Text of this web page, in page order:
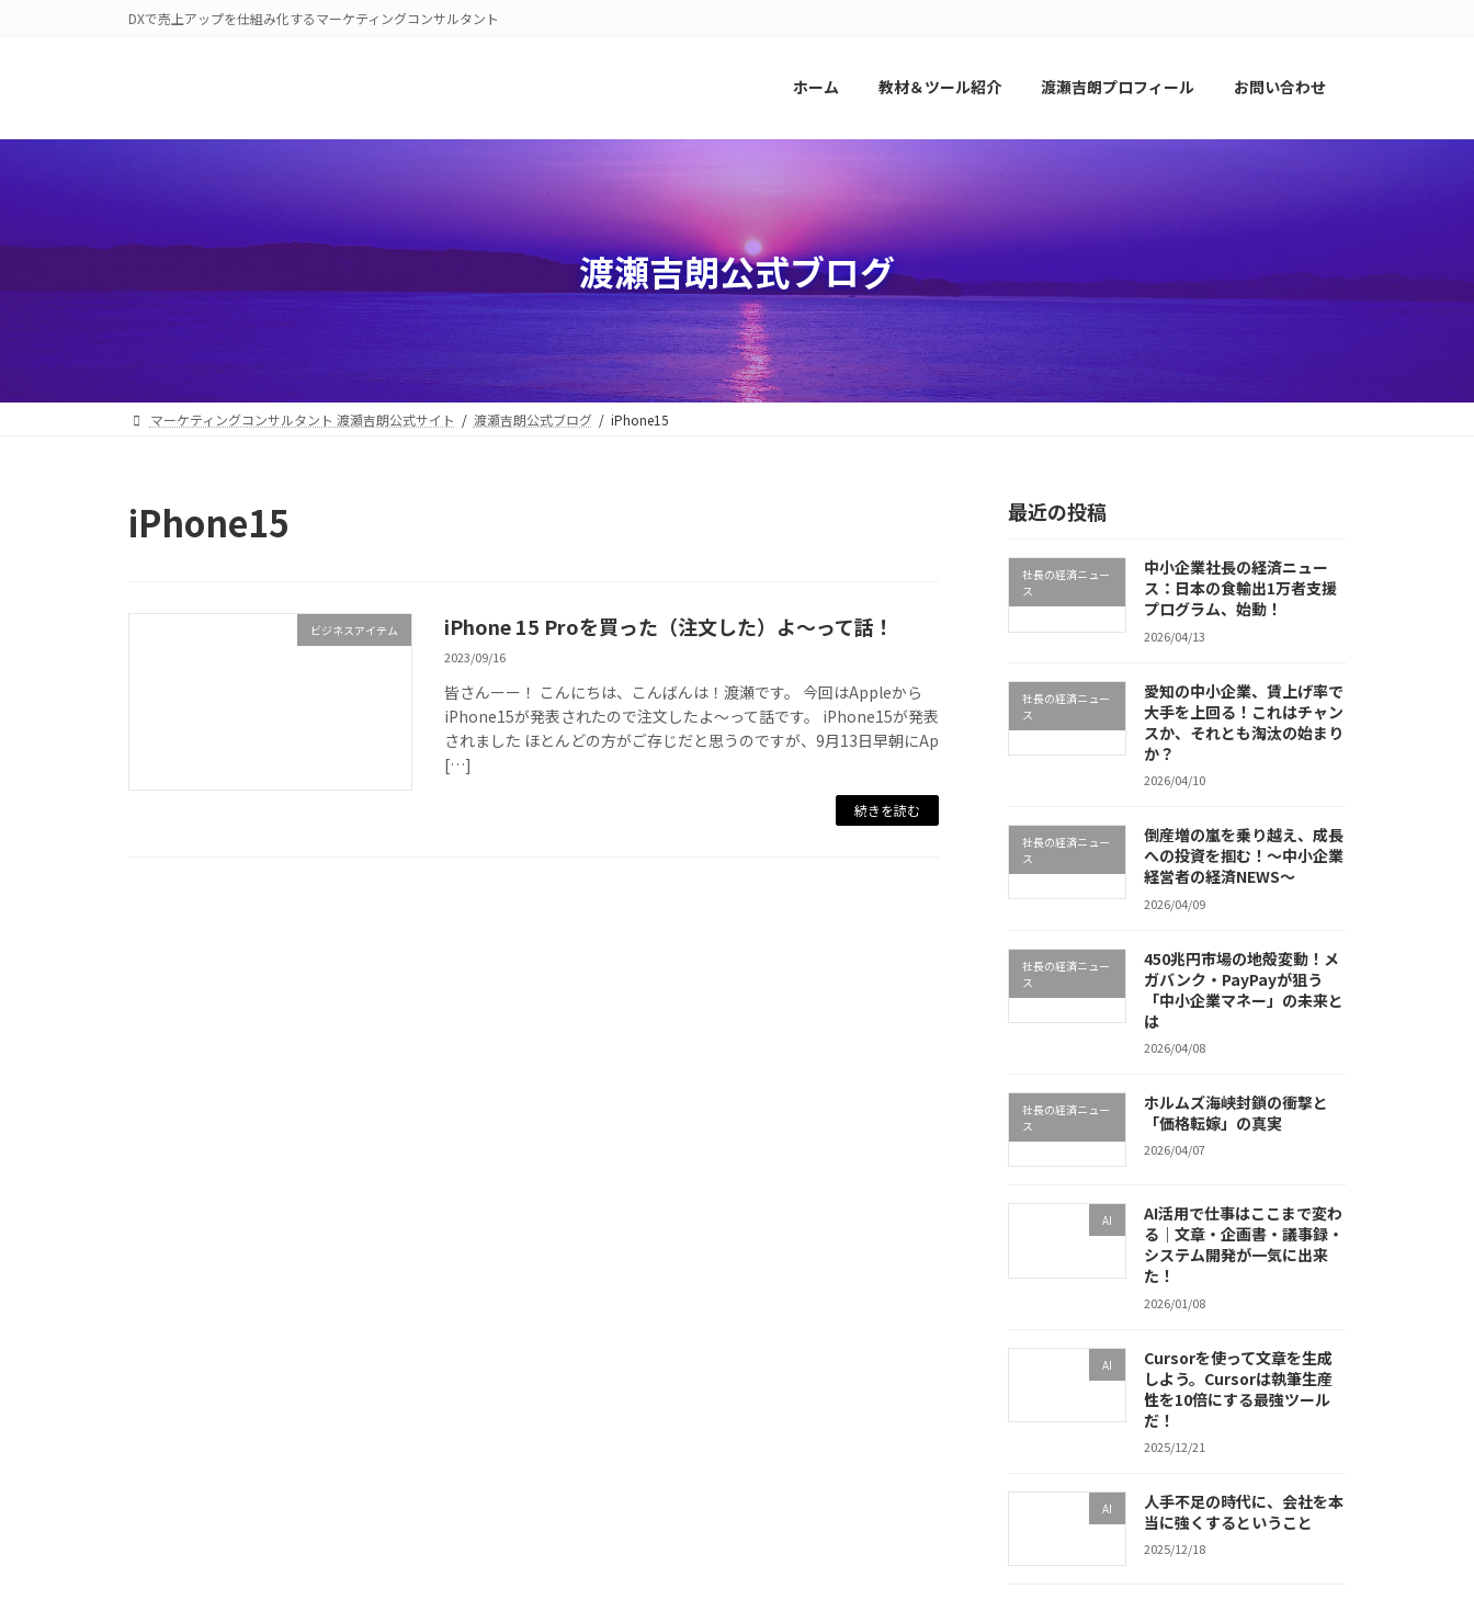
へ
プ
ョ
動
DXで売上アップを仕組み化するマーケティングコンサルタント
ホーム 教材＆ツール紹介 渡瀬吉朗プロフィール お問い合わせ
渡瀬吉朗公式ブログ
マーケティングコンサルタント 渡瀬吉朗公式サイト 渡瀬吉朗公式ブログ iPhone15
iPhone15
ビジネスアイテム iPhone 15 Proを買った（注文した）よ～って話！
2023/09/16
皆さんーー！ こんにちは、こんばんは！渡瀬です。 今回はAppleから
iPhone15が発表されたので注文したよ～って話です。 iPhone15が発表
されました ほとんどの方がご存じだと思うのですが、9月13日早朝にAp
[…]
続きを読む
最近の投稿
社長の経済ニュー
ス
中小企業社長の経済ニュー
ス：日本の食輸出1万者支援
プログラム、始動！
2026/04/13
社長の経済ニュー
ス
愛知の中小企業、賃上げ率で
大手を上回る！これはチャン
スか、それとも淘汰の始まり
か？
2026/04/10
社長の経済ニュー
ス
倒産増の嵐を乗り越え、成長
への投資を掴む！～中小企業
経営者の経済NEWS～
2026/04/09
社長の経済ニュー
ス
450兆円市場の地殻変動！メ
ガバンク・PayPayが狙う
「中小企業マネー」の未来と
は
2026/04/08
社長の経済ニュー
ス
ホルムズ海峡封鎖の衝撃と
「価格転嫁」の真実
2026/04/07
AI
AI活用で仕事はここまで変わ
る｜文章・企画書・議事録・
システム開発が一気に出来
た！
2026/01/08
AI
Cursorを使って文章を生成
しよう。Cursorは執筆生産
性を10倍にする最強ツール
だ！
2025/12/21
AI
人手不足の時代に、会社を本
当に強くするということ
2025/12/18